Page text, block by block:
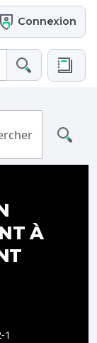
Connexion
À
1